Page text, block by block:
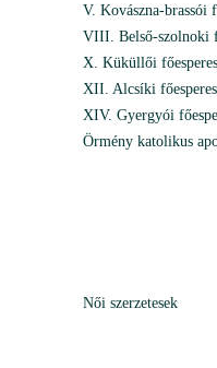
V. Kovászna-brassói
VIII. Belső-szolnoki
X. Küküllői
XII. Alcsíki
XIV. Gyergyói
Örmény katolikus
Női szerzetesek